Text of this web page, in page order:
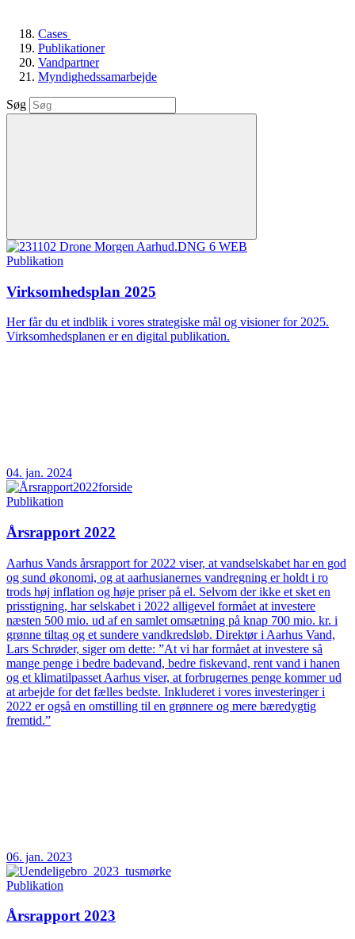
Cases
Publikationer
Vandpartner
Myndighedssamarbejde
Søg
Publikation
Virksomhedsplan 2025
Her får du et indblik i vores strategiske mål og visioner for 2025.
Virksomhedsplanen er en digital publikation.
04. jan. 2024
Publikation
Årsrapport 2022
Aarhus Vands årsrapport for 2022 viser, at vandselskabet har en god
og sund økonomi, og at aarhusianernes vandregning er holdt i ro
trods høj inflation og høje priser på el. Selvom der ikke et sket en
prisstigning, har selskabet i 2022 alligevel formået at investere
næsten 500 mio. ud af en samlet omsætning på knap 700 mio. kr. i
grønne tiltag og et sundere vandkredsløb. Direktør i Aarhus Vand,
Lars Schrøder, siger om dette: ”At vi har formået at investere så
mange penge i bedre badevand, bedre fiskevand, rent vand i hanen
og et klimatilpasset Aarhus viser, at forbrugernes penge kommer ud
at arbejde for det fælles bedste. Inkluderet i vores investeringer i
2022 er også en omstilling til en grønnere og mere bæredygtig
fremtid.”
06. jan. 2023
Publikation
Årsrapport 2023